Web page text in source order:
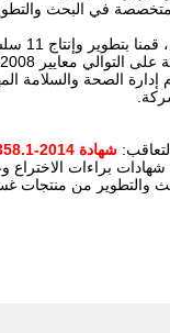
في البحث
نظام إدارة الصحة
شهادة ANSI z358.1-2014 الأمريكية
والتطوير من منتجات